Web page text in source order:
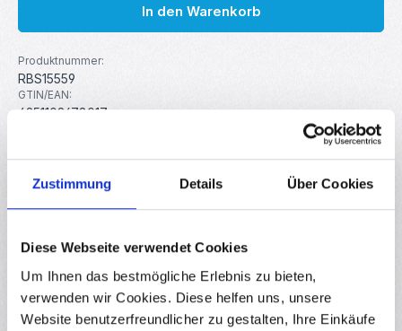
Zustimmung Details Über Cookies
Diese Webseite verwendet Cookies
Um Ihnen das bestmögliche Erlebnis zu bieten,
verwenden wir Cookies. Diese helfen uns, unsere
Website benutzerfreundlicher zu gestalten, Ihre Einkäufe
In den Warenkorb
Produktnummer:
RBS15559
GTIN/EAN:
4251102678017
Beschreibung
verschiedenen Modellen, inklusive L7805, L7806, L7812,
L7824 und…Mehr
Eigenschaften